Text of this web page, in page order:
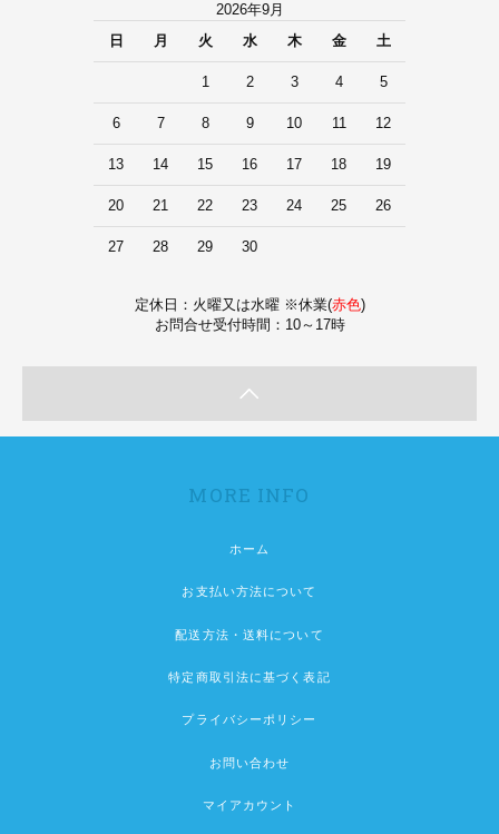
2026年9月
日
月 火 水 木 金 土
1 2 3 4 5
6 7 8 9 10 11 12
13 14 15 16 17 18 19
20 21 22 23 24 25 26
27 28 29 30
定休日：火曜又は水曜 ※休業(赤色)
お問合せ受付時間：10～17時
MORE INFO
ホーム
お支払い方法について
配送方法・送料について
特定商取引法に基づく表記
プライバシーポリシー
お問い合わせ
マイアカウント